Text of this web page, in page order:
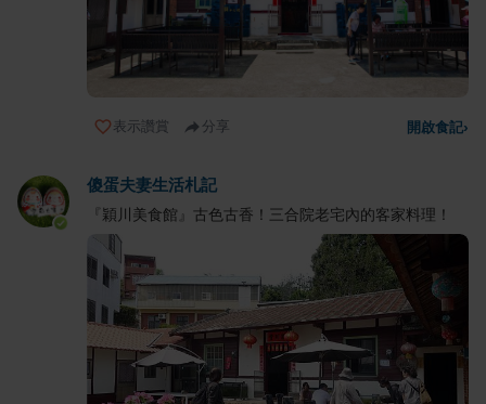
表示讚賞 分享 開啟食記›
傻蛋夫妻生活札記
『穎川美食館』古色古香！三合院老宅內的客家料理！